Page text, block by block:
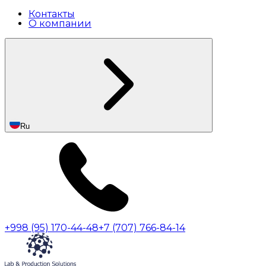
Контакты
О компании
Ru
+998 (95) 170-44-48+7 (707) 766-84-14